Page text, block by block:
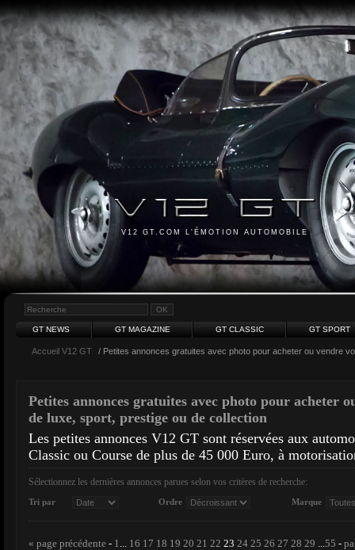
V12 GT.COM L'ÉMOTION AUTOMOBILE
GT NEWS GT MAGAZINE GT CLASSIC GT SPORT
Accueil V12 GT / Petites annonces gratuites avec photo pour acheter ou vendre
Petites annonces gratuites avec photo pour acheter
de luxe, sport, prestige ou de collection
Les petites annonces V12 GT sont réservées aux
Classic ou Course de plus de 45 000 Euro, à
Sélectionnez les dernières annonces parues selon vos critères de recherche:
Tri par Ordre Marque
« page précédente - 1... 16 17 18 19 20 21 22 23 24 25 26 27 28 29 ...55 -